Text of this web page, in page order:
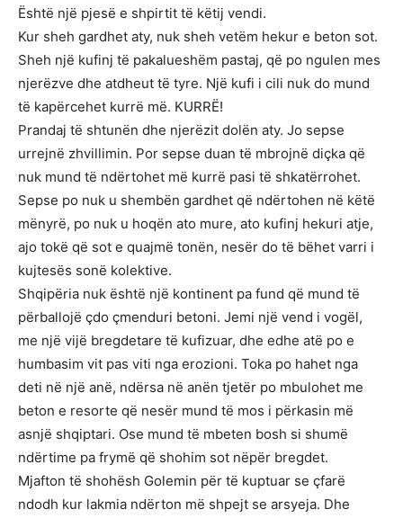
Është një pjesë e shpirtit të këtij vendi.
Kur sheh gardhet aty, nuk sheh vetëm hekur e beton sot.
Sheh një kufinj të pakalueshëm pastaj, që po ngulen mes
njerëzve dhe atdheut të tyre. Një kufi i cili nuk do mund
të kapërcehet kurrë më. KURRË!
Prandaj të shtunën dhe njerëzit dolën aty. Jo sepse
urrejnë zhvillimin. Por sepse duan të mbrojnë diçka që
nuk mund të ndërtohet më kurrë pasi të shkatërrohet.
Sepse po nuk u shembën gardhet që ndërtohen në këtë
mënyrë, po nuk u hoqën ato mure, ato kufinj hekuri atje,
ajo tokë që sot e quajmë tonën, nesër do të bëhet varri i
kujtesës sonë kolektive.
Shqipëria nuk është një kontinent pa fund që mund të
përballojë çdo çmenduri betoni. Jemi një vend i vogël,
me një vijë bregdetare të kufizuar, dhe edhe atë po e
humbasim vit pas viti nga erozioni. Toka po hahet nga
deti në një anë, ndërsa në anën tjetër po mbulohet me
beton e resorte që nesër mund të mos i përkasin më
asnjë shqiptari. Ose mund të mbeten bosh si shumë
ndërtime pa frymë që shohim sot nëpër bregdet.
Mjafton të shohësh Golemin për të kuptuar se çfarë
ndodh kur lakmia ndërton më shpejt se arsyeja. Dhe